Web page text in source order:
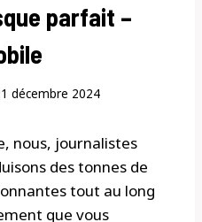
parfait –
décembre 2024
nous, journalistes
des tonnes de
tout au long
que vous